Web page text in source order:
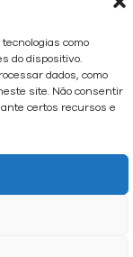
como
do dispositivo.
dados, como
site. Não consentir
certos recursos e